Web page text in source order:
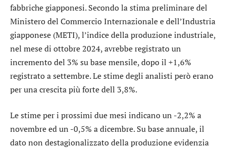
fabbriche giapponesi. Secondo la stima preliminare del
Ministero del Commercio Internazionale e dell’Industria
giapponese (METI), l’indice della produzione industriale,
nel mese di ottobre 2024, avrebbe registrato un
incremento del 3% su base mensile, dopo il +1,6%
registrato a settembre. Le stime degli analisti però erano
per una crescita più forte dell 3,8%.
Le stime per i prossimi due mesi indicano un -2,2% a
novembre ed un -0,5% a dicembre. Su base annuale, il
dato non destagionalizzato della produzione evidenzia